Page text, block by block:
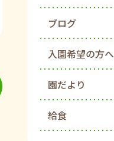
ブログ
入園希望の方へ
園だより
給食